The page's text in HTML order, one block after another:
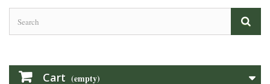
Cart (empty)